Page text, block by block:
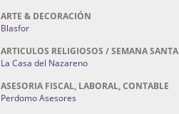
ARTE & DECORACIÓN
Blasfor
ARTICULOS RELIGIOSOS / SEMANA SANTA
La Casa del Nazareno
ASESORIA FISCAL, LABORAL, CONTABLE
Perdomo Asesores